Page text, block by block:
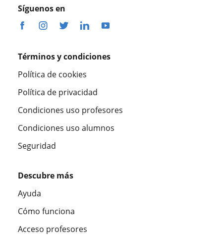
Síguenos en
Términos y condiciones
Política de cookies
Política de privacidad
Condiciones uso profesores
Condiciones uso alumnos
Seguridad
Descubre más
Ayuda
Cómo funciona
Acceso profesores